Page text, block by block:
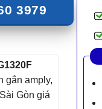
3979
gắn amply,
Gòn giá